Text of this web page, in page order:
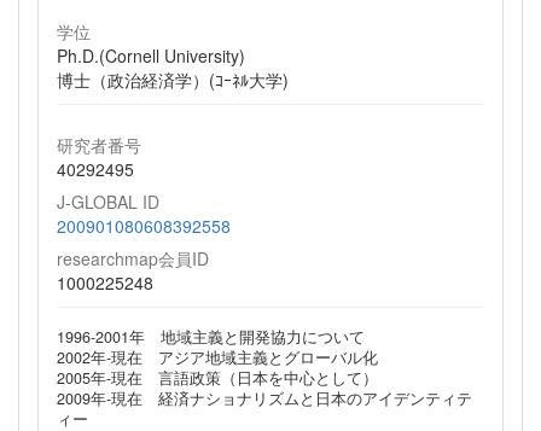
学位
Ph.D.(Cornell University)
博士（政治経済学）(ｺｰﾈﾙ大学)
研究者番号
40292495
J-GLOBAL ID
200901080608392558
researchmap会員ID
1000225248
1996-2001年 地域主義と開発協力について
2002年-現在 アジア地域主義とグローバル化
2005年-現在 言語政策（日本を中心として）
2009年-現在 経済ナショナリズムと日本のアイデンティテ
ィー